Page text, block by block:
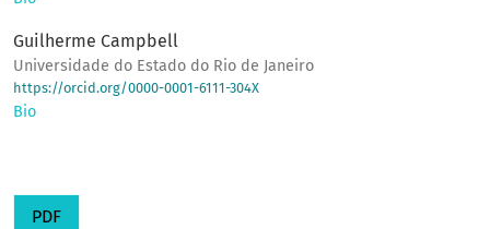
Guilherme Campbell
Universidade do Estado do Rio de Janeiro
https://orcid.org/0000-0001-6111-304X
Bio
PDF